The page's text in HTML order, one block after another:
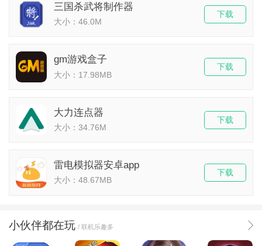
三国杀武将制作器
大小：46.0M
下载
gm游戏盒子
大小：17.98MB
下载
大力连点器
大小：34.76M
下载
雷电模拟器安卓app
大小：48.67MB
下载
小伙伴都在玩 / 联机乐趣多